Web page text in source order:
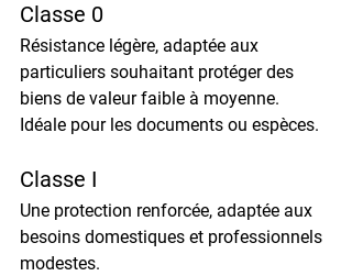
Classe 0
Résistance légère, adaptée aux
particuliers souhaitant protéger des
biens de valeur faible à moyenne.
Idéale pour les documents ou espèces.
Classe I
Une protection renforcée, adaptée aux
besoins domestiques et professionnels
modestes.